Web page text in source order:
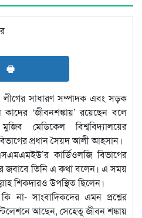
🖶
সাধারণ সম্পাদক এবং সড়ক
‘জীবনশঙ্কায়’ রয়েছেন বলে
মেডিকেল বিশ্ববিদ্যালয়ের
প্রধান সৈয়দ আলী আহসান।
কার্ডিওলজি বিভাগের
জবাবে তিনি এ কথা বলেন। এ সময়
শিকদারও উপস্থিত ছিলেন।
না- সাংবাদিকদের এমন প্রশ্নের
আছেন, সেহেতু জীবন শঙ্কায়